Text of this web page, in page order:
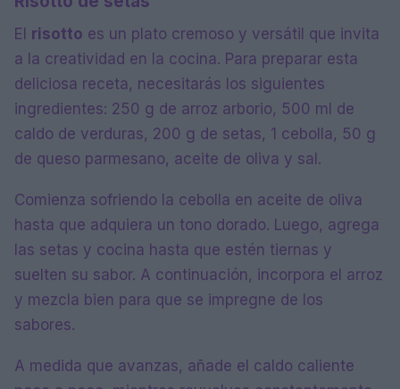
El risotto es un plato cremoso y versátil que invita
a la creatividad en la cocina. Para preparar esta
deliciosa receta, necesitarás los siguientes
ingredientes: 250 g de arroz arborio, 500 ml de
caldo de verduras, 200 g de setas, 1 cebolla, 50 g
de queso parmesano, aceite de oliva y sal.
Comienza sofriendo la cebolla en aceite de oliva
hasta que adquiera un tono dorado. Luego, agrega
las setas y cocina hasta que estén tiernas y
suelten su sabor. A continuación, incorpora el arroz
y mezcla bien para que se impregne de los
sabores.
A medida que avanzas, añade el caldo caliente